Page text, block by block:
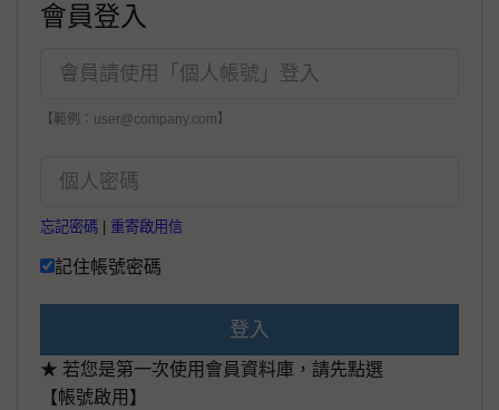
會員登入
【範例：user@company.com】
忘記密碼 重寄啟用信
記住帳號密碼
登入
★ 若您是第一次使用會員資料庫，請先點選
【帳號啟用】